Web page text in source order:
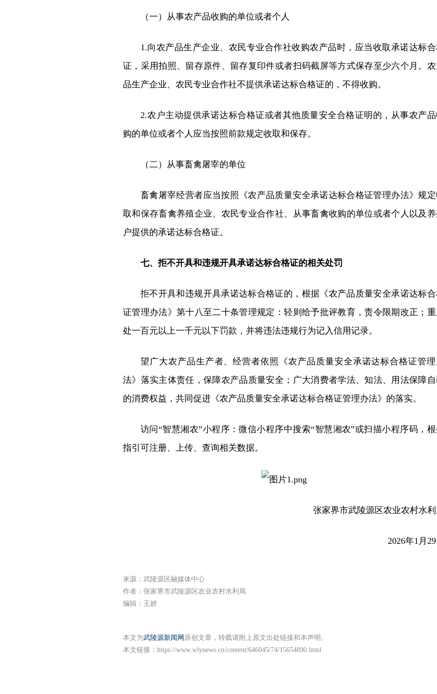
（一）从事农产品收购的单位或者个人
1.向农产品生产企业、农民专业合作社收购农产品时，应当收取承诺达标
证，采用拍照、留存原件、留存复印件或者扫码截屏等方式保存至少六个月。
品生产企业、农民专业合作社不提供承诺达标合格证的，不得收购。
2.农户主动提供承诺达标合格证或者其他质量安全合格证明的，从事农产
购的单位或者个人应当按照前款规定收取和保存。
（二）从事畜禽屠宰的单位
畜禽屠宰经营者应当按照《农产品质量安全承诺达标合格证管理办法》规
取和保存畜禽养殖企业、农民专业合作社、从事畜禽收购的单位或者个人以及
户提供的承诺达标合格证。
七、拒不开具和违规开具承诺达标合格证的相关处罚
拒不开具和违规开具承诺达标合格证的，根据《农产品质量安全承诺达标
证管理办法》第十八至二十条管理规定：轻则给予批评教育，责令限期改正；
处一百元以上一千元以下罚款，并将违法违规行为记入信用记录。
望广大农产品生产者、经营者依照《农产品质量安全承诺达标合格证管
法》落实主体责任，保障农产品质量安全；广大消费者学法、知法、用法保障
的消费权益，共同促进《农产品质量安全承诺达标合格证管理办法》的落实。
访问“智慧湘农”小程序：微信小程序中搜索“智慧湘农”或扫描小程序码，
指引可注册、上传、查询相关数据。
张家界市武陵源区农业农村水
2026年1月
来源：武陵源区融媒体中心
作者：张家界市武陵源区农业农村水利局
编辑：王娇
本文为武陵源新闻网 原创文章，转载请附上原文出处链接和本声明。
本文链接： https://www.wlynews.cn/content/646045/74/15654890.html